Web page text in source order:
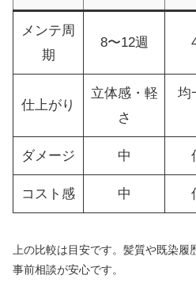
メンテ周
期
8〜12週
仕上がり
立体感・軽
さ
均
ダメージ 中
コスト感 中
上の比較は目安です。髪質や既染履
事前相談が安心です。